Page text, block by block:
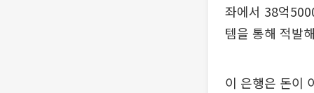
좌에서 38억
템을 통해 적발
이 은행은 돈이